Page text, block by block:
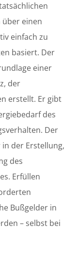
über einen
einfach zu
basiert. Der
einer
der
erstellt. Er gibt
des
Der
der Erstellung,
des
Erfüllen
Bußgelder in
– selbst bei